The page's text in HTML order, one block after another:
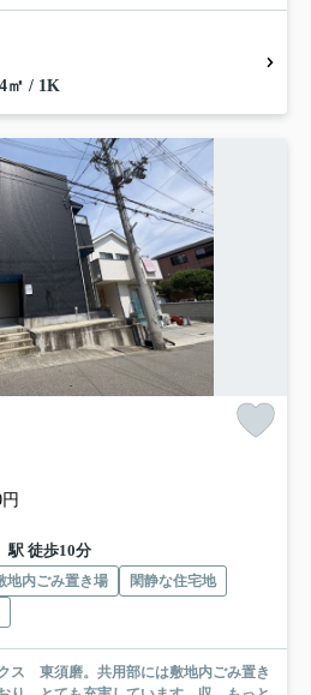
㎡ / 1K
駅 徒歩10分
地内ごみ置き場
閑静な住宅地
ス 東須磨。共用部には敷地内ごみ置き